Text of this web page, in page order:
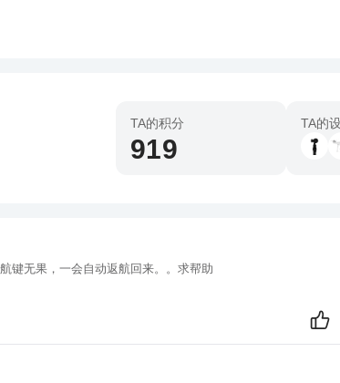
TA的积分
919
TA的
键无果，一会自动返航回来。。求帮助